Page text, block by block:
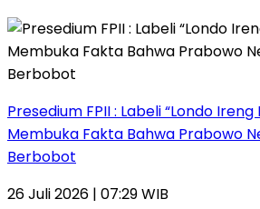
Presedium FPII : Labeli “Londo Ireng
Membuka Fakta Bahwa Prabowo
Berbobot
26 Juli 2026 | 07:29 WIB